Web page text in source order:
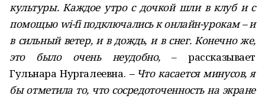
культуры. Каждое утро с дочкой шли в клуб и с
помощью wi-fi подключались к онлайн-урокам – и
в сильный ветер, и в дождь, и в снег. Конечно же,
это было очень неудобно,– рассказывает
Гульнара Нургалеевна. – Что касается минусов, я
бы отметила то, что сосредоточенность на экране